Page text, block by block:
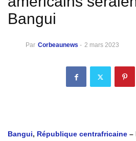
Bangui
Par Corbeaunews - 2 mars 2023
Bangui, République centrafricaine –